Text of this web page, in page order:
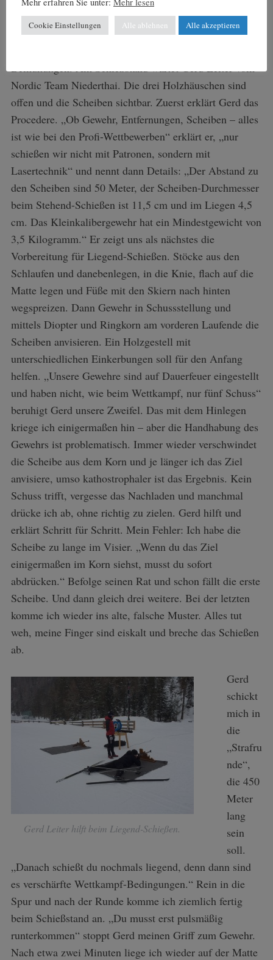
wieder bewältigt werden. Nur nicht zu sehr verausgaben
und die Bretter gleiten lassen. Michael lässt uns nicht
Bemühungen. Am Schießstand wartet Gerd Leiter vom
Nordic Team Niederthai. Die drei Holzhäuschen sind
offen und die Scheiben sichtbar. Zuerst erklärt Gerd das
Procedere. „Ob Gewehr, Entfernungen, Scheiben – alles
ist wie bei den Profi-Wettbewerben“ erklärt er, „nur
schießen wir nicht mit Patronen, sondern mit
Lasertechnik“ und nennt dann Details: „Der Abstand zu
den Scheiben sind 50 Meter, der Scheiben-Durchmesser
beim Stehend-Schießen ist 11,5 cm und im Liegen 4,5
cm. Das Kleinkalibergewehr hat ein Mindestgewicht von
3,5 Kilogramm.“ Er zeigt uns als nächstes die
Vorbereitung für Liegend-Schießen. Stöcke aus den
Schlaufen und danebenlegen, in die Knie, flach auf die
Matte legen und Füße mit den Skiern nach hinten
wegspreizen. Dann Gewehr in Schussstellung und
mittels Diopter und Ringkorn am vorderen Laufende die
Scheiben anvisieren. Ein Holzgestell mit
unterschiedlichen Einkerbungen soll für den Anfang
helfen. „Unsere Gewehre sind auf Dauerfeuer eingestellt
und haben nicht, wie beim Wettkampf, nur fünf Schuss“
beruhigt Gerd unsere Zweifel. Das mit dem Hinlegen
kriege ich einigermaßen hin – aber die Handhabung des
Gewehrs ist problematisch. Immer wieder verschwindet
die Scheibe aus dem Korn und je länger ich das Ziel
anvisiere, umso kathostrophaler ist das Ergebnis. Kein
Schuss trifft, vergesse das Nachladen und manchmal
drücke ich ab, ohne richtig zu zielen. Gerd hilft und
erklärt Schritt für Schritt. Mein Fehler: Ich habe die
Scheibe zu lange im Visier. „Wenn du das Ziel
einigermaßen im Korn siehst, musst du sofort
abdrücken.“ Befolge seinen Rat und schon fällt die erste
Scheibe. Und dann gleich drei weitere. Bei der letzten
komme ich wieder ins alte, falsche Muster. Alles tut
weh, meine Finger sind eiskalt und breche das Schießen
ab.
Gerd Leiter hilft beim Liegend-Schießen.
Gerd
schickt
mich in
die
„Strafru
nde“,
die 450
Meter
lang
sein
soll.
„Danach schießt du nochmals liegend, denn dann sind
es verschärfte Wettkampf-Bedingungen.“ Rein in die
Spur und nach der Runde komme ich ziemlich fertig
beim Schießstand an. „Du musst erst pulsmäßig
runterkommen“ stoppt Gerd meinen Griff zum Gewehr.
Nach etwa zwei Minuten liege ich wieder auf der Matte
Cookie Einstellungen Alle ablehnen Alle akzeptieren